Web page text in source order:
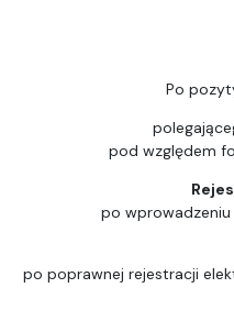
Po
pod względem
po wprowadzeniu
po poprawnej rejestracji